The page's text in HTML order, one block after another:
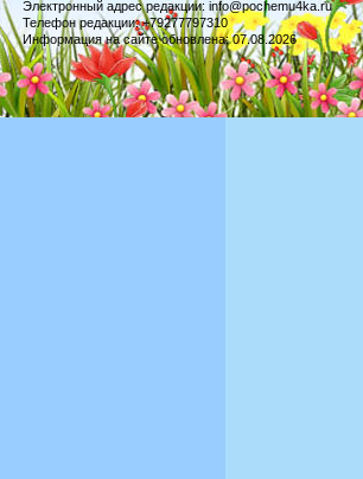
Электронный адрес редакции: info@pochemu4ka.ru
Телефон редакции: +79277797310
Информация на сайте обновлена: 07.08.2026